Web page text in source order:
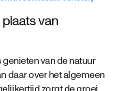
van
van de natuur
daar over het algemeen
zorgt de groei